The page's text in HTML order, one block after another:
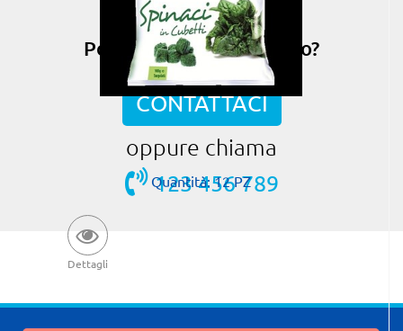
Quantità: 12 PZ
Dettagli
Possiamo esserti di aiuto?
CONTATTACI
oppure chiama
123 456 789